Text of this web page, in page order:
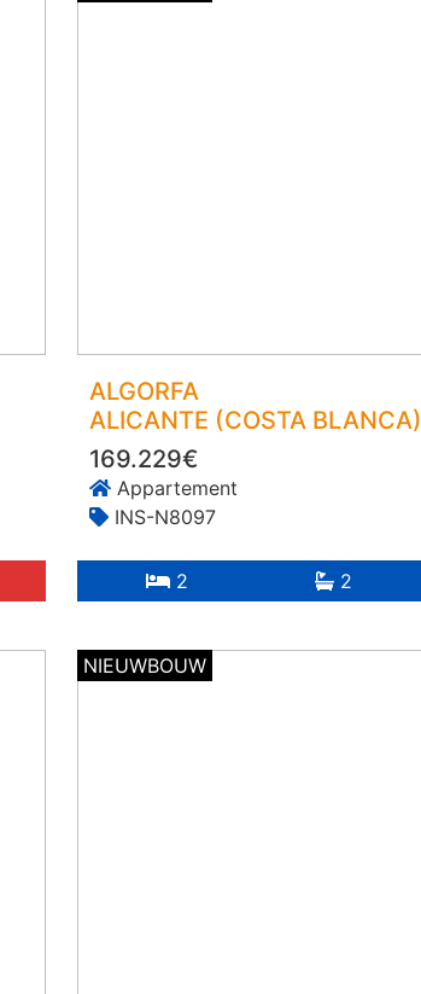
ALGORFA
ALICANTE (COSTA BLANCA)
169.229€
Appartement
INS-N8097
2 2
NIEUWBOUW